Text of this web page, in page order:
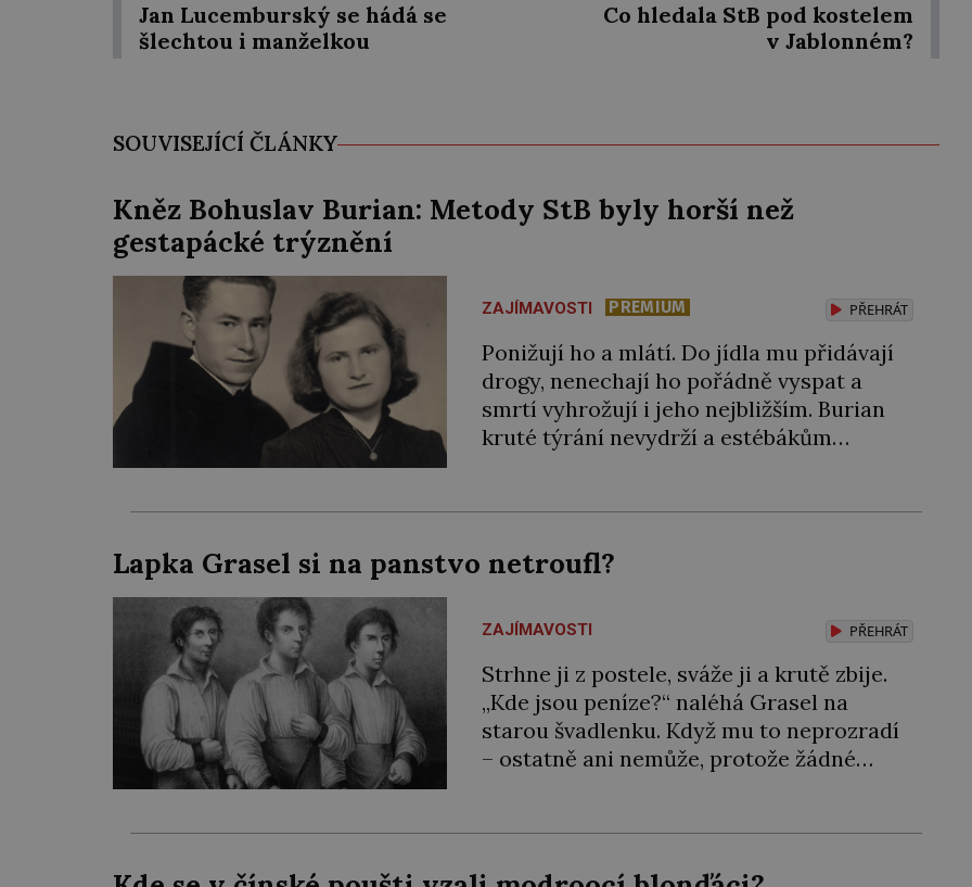
Jan Lucemburský se hádá se
šlechtou i manželkou
Co hledala StB pod kostelem
v Jablonném?
SOUVISEJÍCÍ ČLÁNKY
Kněz Bohuslav Burian: Metody StB byly horší než
gestapácké trýznění
ZAJÍMAVOSTI PREMIUM PŘEHRÁT
Ponižují ho a mlátí. Do jídla mu přidávají
drogy, nenechají ho pořádně vyspat a
smrtí vyhrožují i jeho nejbližším. Burian
kruté týrání nevydrží a estébákům
během výslechů nikdo nevyvíjel fyzický
ani psychický nátlak. Syn brněnského
řezníka chce být knězem a […]
Lapka Grasel si na panstvo netroufl?
ZAJÍMAVOSTI PŘEHRÁT
Strhne ji z postele, sváže ji a krutě zbije.
„Kde jsou peníze?“ naléhá Grasel na
starou švadlenku. Když mu to neprozradí
– ostatně ani nemůže, protože žádné
umírá. Je to muž nebývale krutý. Jeho
činy budí hrůzu ještě dlouho po jeho